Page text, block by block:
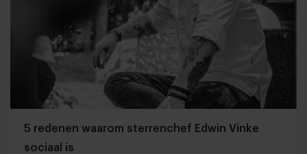
5 redenen waarom sterrenchef Edwin Vinke
sociaal is